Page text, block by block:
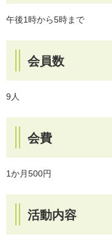
午後1時から5時まで
会員数
9人
会費
1か月500円
活動内容